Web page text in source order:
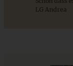
LG Andrea